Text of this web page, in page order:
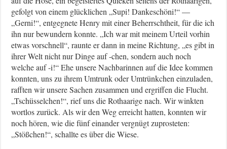
gefolgt von einem glücklichen „Supi! Dankeschöni!“ —
„Gerni!“, entgegnete Henry mit einer Beherrschtheit, für die ich
ihn nur bewundern konnte. „Ich war mit meinem Urteil vorhin
etwas vorschnell“, raunte er dann in meine Richtung, „es gibt in
ihrer Welt nicht nur Dinge auf -chen, sondern auch noch
welche auf -i!“ Ehe unsere Nachbarinnen auf die Idee kommen
konnten, uns zu ihrem Umtrunk oder Umtrünkchen einzuladen,
rafften wir unsere Sachen zusammen und ergriffen die Flucht.
„Tschüsselchen!“, rief uns die Rothaarige nach. Wir winkten
wortlos zurück. Als wir den Weg erreicht hatten, konnten wir
noch hören, wie die fünf einander vergnügt zuprosteten:
„Stößchen!“, schallte es über die Wiese.